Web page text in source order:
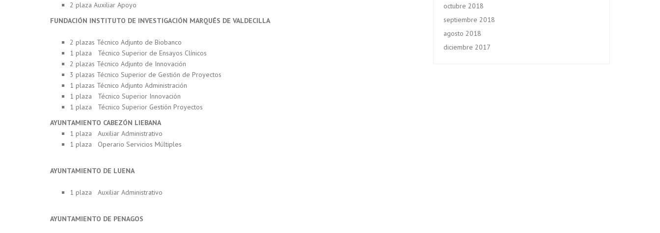
2 plaza Auxiliar Apoyo
FUNDACIÓN INSTITUTO DE INVESTIGACIÓN MARQUÉS DE VALDECILLA
2 plazas Técnico Adjunto de Biobanco
1 plaza Técnico Superior de Ensayos Clínicos
2 plazas Técnico Adjunto de Innovación
3 plazas Técnico Superior de Gestión de Proyectos
1 plazas Técnico Adjunto Administración
1 plaza Técnico Superior Innovación
1 plaza Técnico Superior Gestión Proyectos
AYUNTAMIENTO CABEZÓN LIEBANA
1 plaza Auxiliar Administrativo
1 plaza Operario Servicios Múltiples
AYUNTAMIENTO DE LUENA
1 plaza Auxiliar Administrativo
AYUNTAMIENTO DE PENAGOS
octubre 2018
septiembre 2018
agosto 2018
diciembre 2017